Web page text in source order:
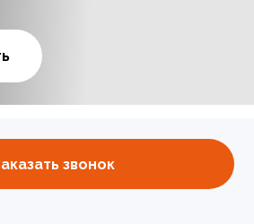
звонок